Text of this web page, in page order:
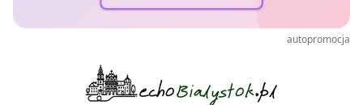
autopromocja